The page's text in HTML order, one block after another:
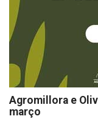
Agromillora e
março